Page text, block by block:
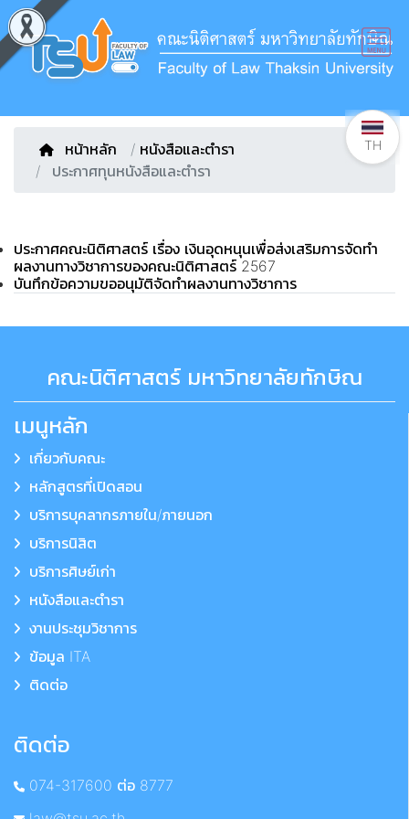
หน้าหลัก / หนังสือและตำรา
ประกาศทุนหนังสือและตำรา
ประกาศคณะนิติศาสตร์ เรื่อง เงินอุดหนุนเพื่อส่งเสริมการจัดทำ
ผลงานทางวิชาการของคณะนิติศาสตร์ 2567
บันทึกข้อความขออนุมัติจัดทำผลงานทางวิชาการ
คณะนิติศาสตร์ มหาวิทยาลัยทักษิณ
เมนูหลัก
เกี่ยวกับคณะ
หลักสูตรที่เปิดสอน
บริการบุคลากรภายใน/ภายนอก
บริการนิสิต
บริการศิษย์เก่า
หนังสือและตำรา
งานประชุมวิชาการ
ข้อมูล ITA
ติดต่อ
ติดต่อ
074-317600 ต่อ 8777
TH